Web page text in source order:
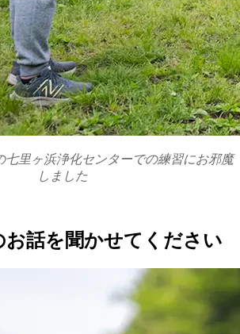
七里ヶ浜浄化センターでの練習にお邪魔
しました
話を聞かせてください